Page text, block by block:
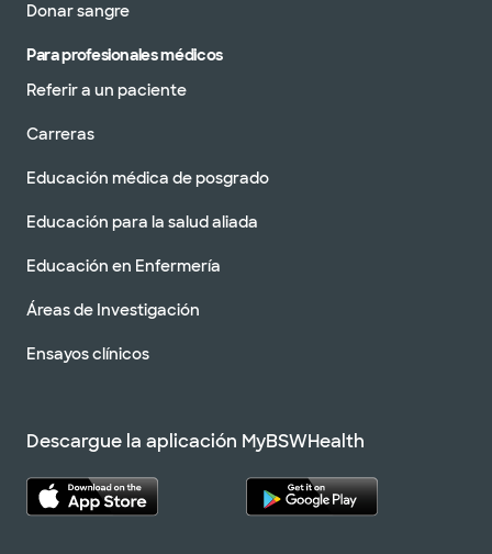
Donar sangre
Para profesionales médicos
Referir a un paciente
Carreras
Educación médica de posgrado
Educación para la salud aliada
Educación en Enfermería
Áreas de Investigación
Ensayos clínicos
Descargue la aplicación MyBSWHealth